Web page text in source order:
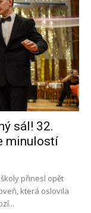
sál! 32.
minulostí
přinesl opět
která oslovila